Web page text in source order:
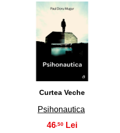
40
Curtea Veche
Psihonautica
46,50